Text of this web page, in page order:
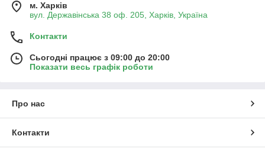
м. Харків
вул. Державінська 38 оф. 205, Харків, Україна
Контакти
Сьогодні працює з 09:00 до 20:00
Показати весь графік роботи
Про нас
Контакти